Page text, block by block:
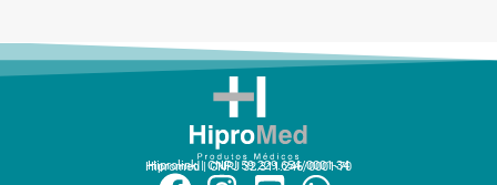
Hiprolink | CNPJ 59.229.654/0001-34
Hipromed | CNPJ 32.311.246/0001-70